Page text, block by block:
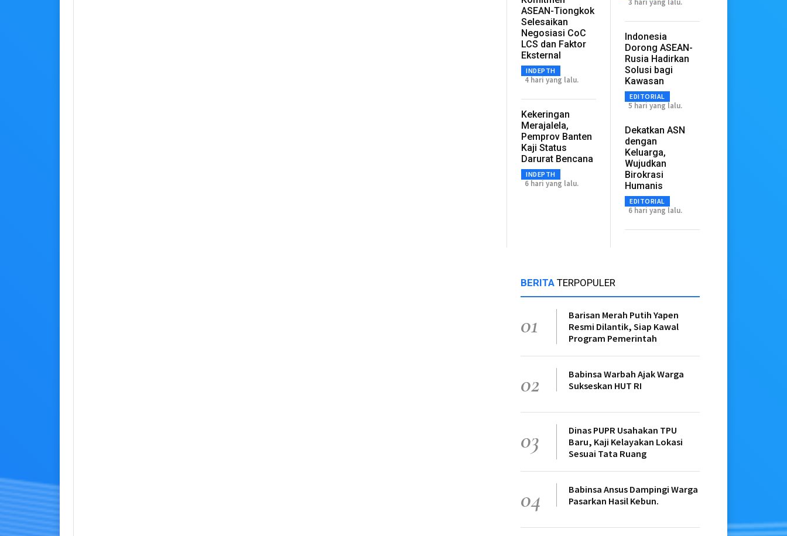
ASEAN-Tiongkok
Selesaikan
Negosiasi CoC
LCS dan Faktor
Eksternal
INDEPTH
4 hari yang lalu.
Kekeringan
Merajalela,
Pemprov Banten
Kaji Status
Darurat Bencana
INDEPTH
6 hari yang lalu.
Indonesia
Dorong ASEAN-
Rusia Hadirkan
Solusi bagi
Kawasan
EDITORIAL
5 hari yang lalu.
Dekatkan ASN
dengan
Keluarga,
Wujudkan
Birokrasi
Humanis
EDITORIAL
6 hari yang lalu.
BERITATERPOPULER
01
Barisan Merah Putih Yapen
Resmi Dilantik, Siap Kawal
Program Pemerintah
02
Babinsa Warbah Ajak Warga
Sukseskan HUT RI
03
Dinas PUPR Usahakan TPU
Baru, Kaji Kelayakan Lokasi
Sesuai Tata Ruang
04
Babinsa Ansus Dampingi Warga
Pasarkan Hasil Kebun.